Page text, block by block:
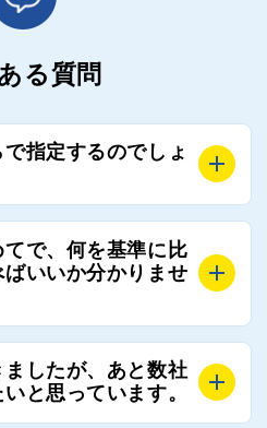
る質問
指定するのでしょ
し、条件に合った工事業者を
紹介いたします。
する業者を選定いただく必要
で、何を基準に比
いいか分かりませ
て異なりますが、価格はもち
証面、担当者の人柄や社歴、
したが、あと数社
と思っています。